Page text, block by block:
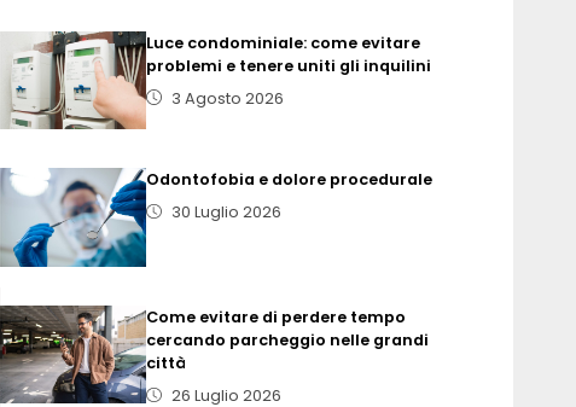
Luce condominiale: come evitare
problemi e tenere uniti gli inquilini
3 Agosto 2026
Odontofobia e dolore procedurale
30 Luglio 2026
Come evitare di perdere tempo
cercando parcheggio nelle grandi
città
26 Luglio 2026